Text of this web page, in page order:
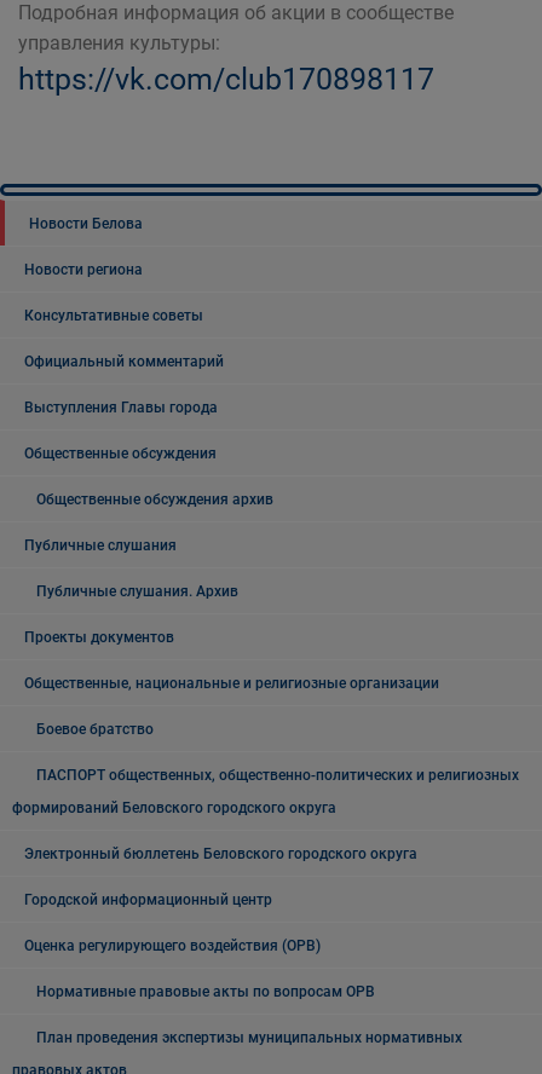
Подробная информация об акции в сообществе
управления культуры:
https://vk.com/club170898117
Новости Белова
Новости региона
Консультативные советы
Официальный комментарий
Выступления Главы города
Общественные обсуждения
Общественные обсуждения архив
Публичные слушания
Публичные слушания. Архив
Проекты документов
Общественные, национальные и религиозные организации
Боевое братство
ПАСПОРТ общественных, общественно-политических и религиозных
формирований Беловского городского округа
Электронный бюллетень Беловского городского округа
Городской информационный центр
Оценка регулирующего воздействия (ОРВ)
Нормативные правовые акты по вопросам ОРВ
План проведения экспертизы муниципальных нормативных
правовых актов